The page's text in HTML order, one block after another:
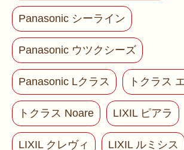
Panasonic シーライン
Panasonic ウツクシーズ
Panasonic Lクラス トクラス
トクラス Noare LIXIL ピアラ
LIXIL クレヴィ LIXIL ルミシス